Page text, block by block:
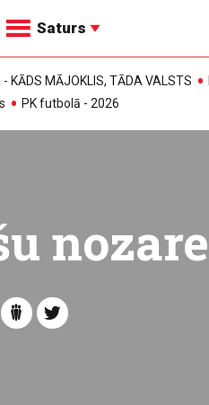
Saturs
KĀDS MĀJOKLIS, TĀDA VALSTS
PK futbolā - 2026
nozare